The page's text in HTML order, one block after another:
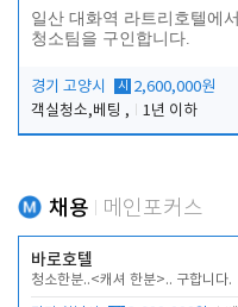
일산 대화역 라트리호텔에서
청소팀을 구인합니다.
경기 고양시 시
2,600,000원
객실청소,베팅 ,
1년 이하
채용 메인포커스
바로호텔
청소한분..<캐셔 한분>.. 구합니다.